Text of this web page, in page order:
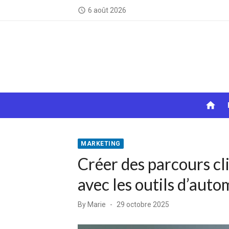
access_time 6 août 2026
home
MARKETING
Créer des parcours
avec les outils
By Marie
Posted
29 octobre 2025